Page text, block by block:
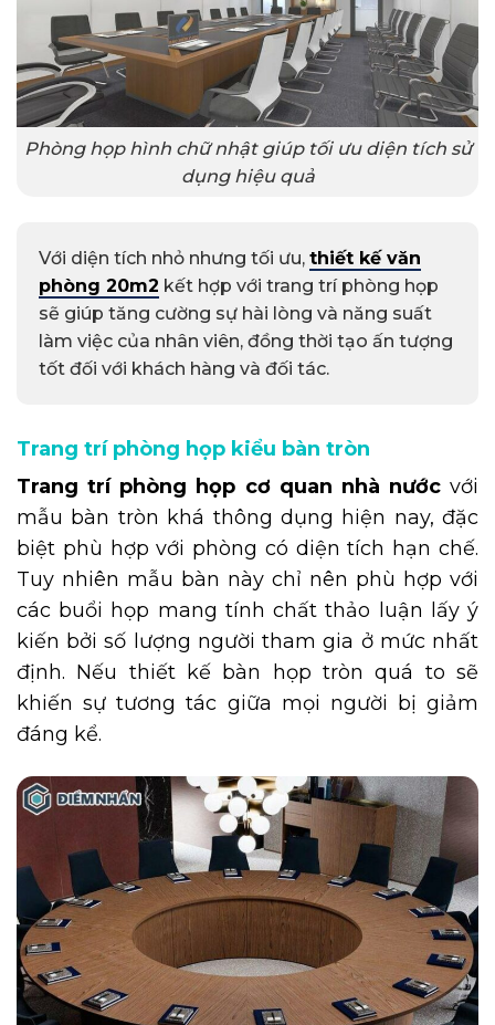
Phòng họp hình chữ nhật giúp tối ưu diện tích sử
dụng hiệu quả
Với diện tích nhỏ nhưng tối ưu, thiết kế văn
phòng 20m2 kết hợp với trang trí phòng họp
sẽ giúp tăng cường sự hài lòng và năng suất
làm việc của nhân viên, đồng thời tạo ấn tượng
tốt đối với khách hàng và đối tác.
Trang trí phòng họp kiểu bàn tròn
Trang trí phòng họp cơ quan nhà nướcvới
mẫu bàn tròn khá thông dụng hiện nay, đặc
biệt phù hợp với phòng có diện tích hạn chế.
Tuy nhiên mẫu bàn này chỉ nên phù hợp với
các buổi họp mang tính chất thảo luận lấy ý
kiến bởi số lượng người tham gia ở mức nhất
định. Nếu thiết kế bàn họp tròn quá to sẽ
khiến sự tương tác giữa mọi người bị giảm
đáng kể.